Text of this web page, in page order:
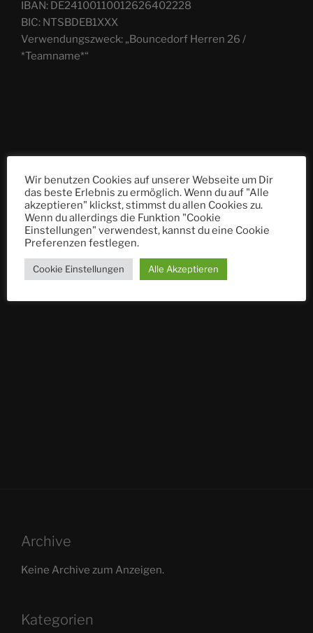
IBAN: DE24100110012626402228
BIC: NTSBDEB1XXX
Verwendungszweck: „Bouncedorf Herren 26 /
*Teamname*“
Archive
Keine Archive zum Anzeigen.
Kategorien
Wir benutzen Cookies auf unserer Webseite um Dir
das beste Erlebnis zu ermöglich. Wenn du auf "Alle
akzeptieren" klickst, stimmst du allen Cookies zu.
Wenn du allerdings die Funktion "Cookie
Einstellungen" verwendest, kannst du eine Cookie
Preferenzen festlegen.
Cookie Einstellungen Alle Akzeptieren